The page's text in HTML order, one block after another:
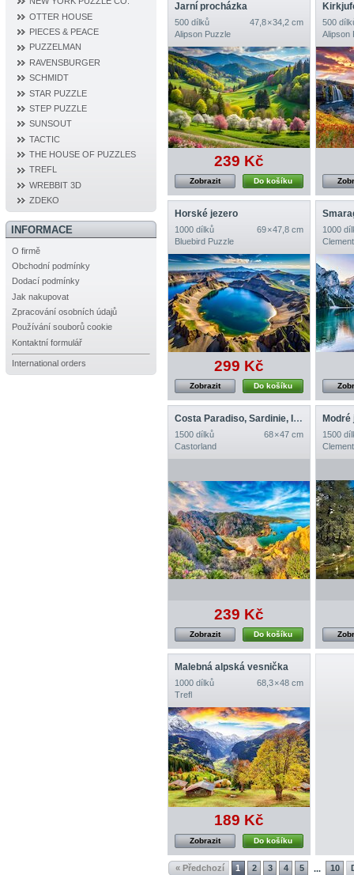
OTTER HOUSE
PIECES & PEACE
PUZZELMAN
RAVENSBURGER
SCHMIDT
STAR PUZZLE
STEP PUZZLE
SUNSOUT
TACTIC
THE HOUSE OF PUZZLES
TREFL
WREBBIT 3D
ZDEKO
INFORMACE
O firmě
Obchodní podmínky
Dodací podmínky
Jak nakupovat
Zpracování osobních údajů
Používání souborů cookie
Kontaktní formulář
International orders
Jarní procházka
500 dílků
47,8 × 34,2 cm
Alipson Puzzle
239 Kč
Do košíku
Zobrazit
500
Alipson
Horské jezero
1000 dílků
69 × 47,8 cm
Bluebird Puzzle
299 Kč
Do košíku
Zobrazit
1000
Costa Paradiso, Sardinie, Itálie
1500 dílků
68 × 47 cm
Castorland
239 Kč
Do košíku
Zobrazit
Modré
1500
Malebná alpská vesnička
1000 dílků
68,3 × 48 cm
Trefl
189 Kč
Do košíku
Zobrazit
« Předchozí 1 2 3 4 5 ... 10